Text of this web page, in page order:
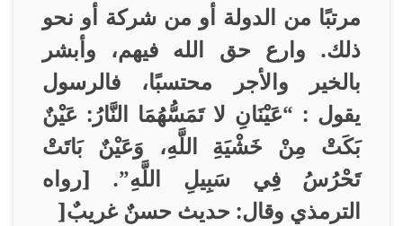
مرتبًا من الدولة أو من شركة أو نحو
ذلك. وارع حق الله فيهم، وأبشر
بالخير والأجر محتسبًا، فالرسول
يقول : “عَيْنَانِ لا تَمَسُّهُمَا النَّارُ: عَيْنٌ
بَكَتْ مِنْ خَشْيَةِ اللَّهِ، وَعَيْنٌ بَاتَتْ
تَحْرُسُ فِي سَبِيلِ اللَّهِ”. [رواه
الترمذي وقال: حديث حسنٌ غريبٌ]